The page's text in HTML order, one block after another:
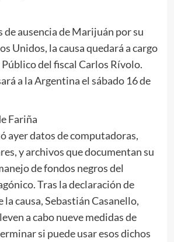
de ausencia de Marijuán por su
Unidos, la causa quedará a cargo
del fiscal Carlos Rívolo.
a la Argentina el sábado 16 de
Fariña
ayer datos de computadoras,
y archivos que documentan su
de fondos negros del
Tras la declaración de
la causa, Sebastián Casanello,
a cabo nueve medidas de
si puede usar esos dichos